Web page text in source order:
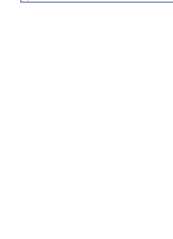
慶應義塾大学グローバルCOE
慶應義塾大学グローバルCOE
博士課程教育リーディングプ